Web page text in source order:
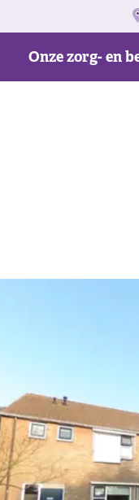
Onze zorg- en